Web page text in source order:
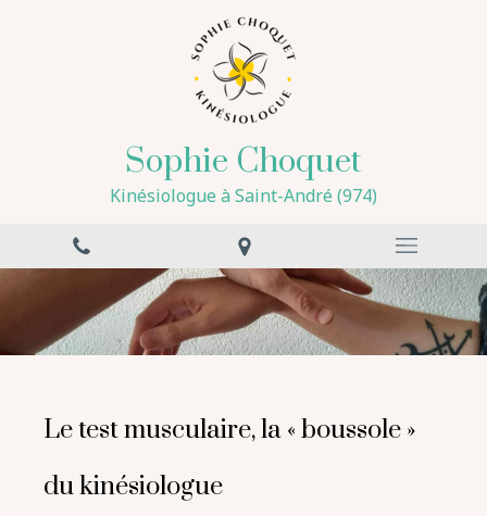
Sophie Choquet
Kinésiologue à Saint-André (974)
Le test musculaire, la « boussole »
du kinésiologue